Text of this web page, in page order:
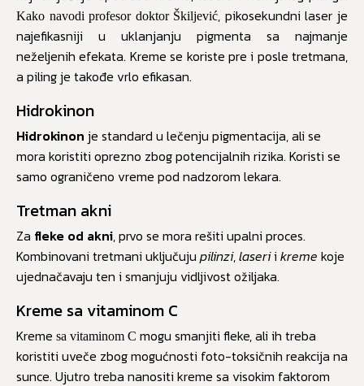
Kako navodi profesor doktor Škiljević, pikosekundni laser je
najefikasniji u uklanjanju pigmenta sa najmanje
neželjenih efekata. Kreme se koriste pre i posle tretmana,
a piling je takođe vrlo efikasan.
Hidrokinon
Hidrokinon je standard u lečenju pigmentacija, ali se
mora koristiti oprezno zbog potencijalnih rizika. Koristi se
samo ograničeno vreme pod nadzorom lekara.
Tretman akni
Za fleke od akni, prvo se mora rešiti upalni proces.
Kombinovani tretmani uključuju pilinzi,laserii kreme koje
ujednačavaju ten i smanjuju vidljivost ožiljaka.
Kreme sa vitaminom C
Kreme sa vitaminom C mogu smanjiti fleke, ali ih treba
koristiti uveče zbog mogućnosti foto-toksičnih reakcija na
sunce. Ujutro treba nanositi kreme sa visokim faktorom